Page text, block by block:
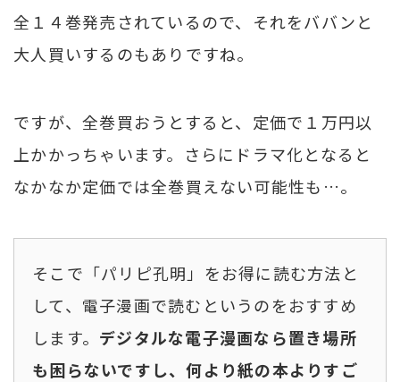
全１４巻発売されているので、それをババンと
大人買いするのもありですね。
ですが、全巻買おうとすると、定価で１万円以
上かかっちゃいます。さらにドラマ化となると
なかなか定価では全巻買えない可能性も…。
そこで「パリピ孔明」をお得に読む方法と
して、電子漫画で読むというのをおすすめ
します。 デジタルな電子漫画なら置き場所
も困らないですし、何より紙の本よりすご